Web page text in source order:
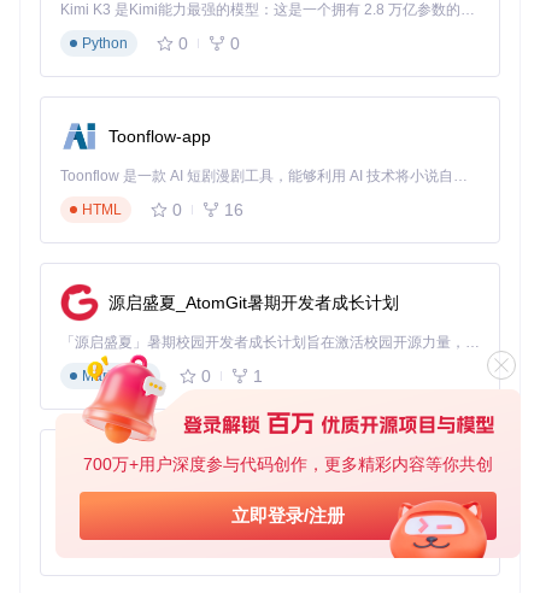
700万+用户深度参与代码创作，更多精彩内容等你共创
立即登录/注册
HiSuite官方助手
✅ 验证小技巧：连接手机后在设备管理器中确认"USB SER"设
备是否正常识别
关闭手机电源，用吹风机加热后壳边缘（约60℃）
线
根据主板型号查找对应测试点（通常为主板边缘的裸露触
保持短接状态连接USB数据线至电脑
观察设备管理器，出现"USB SER"设备即表示成功进入下
载模式
执行解锁流程：PotatoNV核心操作步骤
启动PotatoNV应用程序，在设备列表中选择对应型号
点击"Load Bootloader"按钮，选择匹配的固件文件
点击"Start Unlock"，等待进度条完成（约30秒）
记录生成的解锁码，保存至安全位置
常见问题诊断：解决解锁过程中的疑难杂症
Kimi K3 是Kimi能力最强的模型：这是一个拥有 2.8 万亿参数的混合专家（MoE）模型，具备原生视觉理解能力，并支持 100 万 token 的上下文窗口。
Python
0 0
Toonflow-app
Toonflow 是一款 AI 短剧漫剧工具，能够利用 AI 技术将小说自动转化为剧本，并结合 AI 生成的图片和视频，实现高效的短剧创作。借助 Toonflow，可以轻松完成从文字到影像的全流程，让短剧制作变得更加智能与便捷。
HTML
0 16
源启盛夏_AtomGit暑期开发者成长计划
「源启盛夏」暑期校园开发者成长计划旨在激活校园开源力量，通过积分激励、认证扶持、资源倾斜等形式，引导高校组织和开发者完成「入驻 — 建项目 — 做贡献 — 获认证 — 得资源」的完整闭环。无论你是想带领社团入驻平台的组织者，还是希望用代码贡献证明自己的开发者，都能在这里找到属于你的成长路径。
Markdown
0 1
AionUi
免费、本地、开源的 24/7 全天候 Cowork 应用，以及适用于 Gemini CLI、Claude Code、Codex、OpenCode、Qwen Code、Goose CLI、Auggie 等的 OpenClaw | 🌟 喜欢就点star吧
TypeScript
0 6